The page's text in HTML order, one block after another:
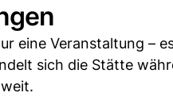
eine Veranstaltung –
sich die Stätte